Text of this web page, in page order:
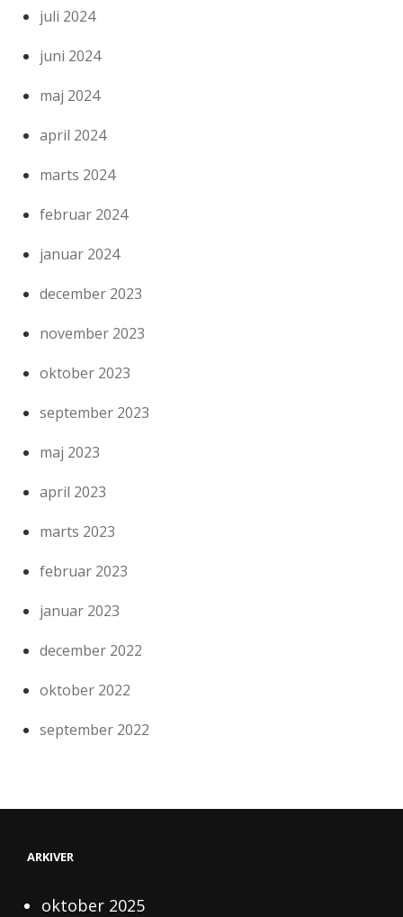
juli 2024
juni 2024
maj 2024
april 2024
marts 2024
februar 2024
januar 2024
december 2023
november 2023
oktober 2023
september 2023
maj 2023
april 2023
marts 2023
februar 2023
januar 2023
december 2022
oktober 2022
september 2022
ARKIVER
oktober 2025